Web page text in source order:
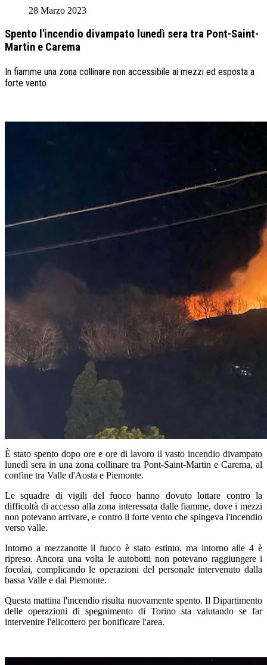
28 Marzo 2023
Spento l'incendio divampato lunedì sera tra Pont-Saint-
Martin e Carema
In fiamme una zona collinare non accessibile ai mezzi ed esposta a
forte vento
È stato spento dopo ore e ore di lavoro il vasto incendio divampato
lunedì sera in una zona collinare tra Pont-Saint-Martin e Carema, al
confine tra Valle d'Aosta e Piemonte.
Le squadre di vigili del fuoco hanno dovuto lottare contro la
difficoltà di accesso alla zona interessata dalle fiamme, dove i mezzi
non potevano arrivare, e contro il forte vento che spingeva l'incendio
verso valle.
Intorno a mezzanotte il fuoco è stato estinto, ma intorno alle 4 è
ripreso. Ancora una volta le autobotti non potevano raggiungere i
focolai, complicando le operazioni del personale intervenuto dalla
bassa Valle e dal Piemonte.
Questa mattina l'incendio risulta nuovamente spento. Il Dipartimento
delle operazioni di spegnimento di Torino sta valutando se far
intervenire l'elicottero per bonificare l'area.